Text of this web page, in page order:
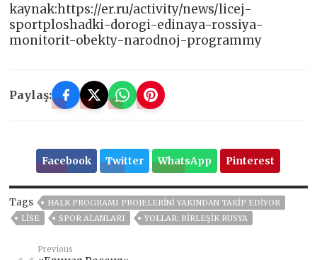
kaynak:https://er.ru/activity/news/licej-
sportploshadki-dorogi-edinaya-rossiya-
monitorit-obekty-narodnoj-programmy
Paylaş:
Facebook Twitter WhatsApp Pinterest
Tags
HALK PROGRAMI PROJELERINI YAKINDAN TAKIP EDIYOR
LISE
SPOR ALANLARI YOLLAR: BIRLEŞIK RUSYA
Previous